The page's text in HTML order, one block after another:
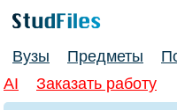
Вузы Предметы
AI
Заказать работу